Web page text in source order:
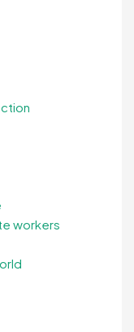
workers